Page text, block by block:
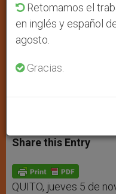
Afirma que la
CULTURA
t
s
p
p
s
e
g
e
r
e
b
o
k
t
Share this Entry
QUITO, jueves 5 de
Retomamos el
en inglés y español
agosto.
Gracias.